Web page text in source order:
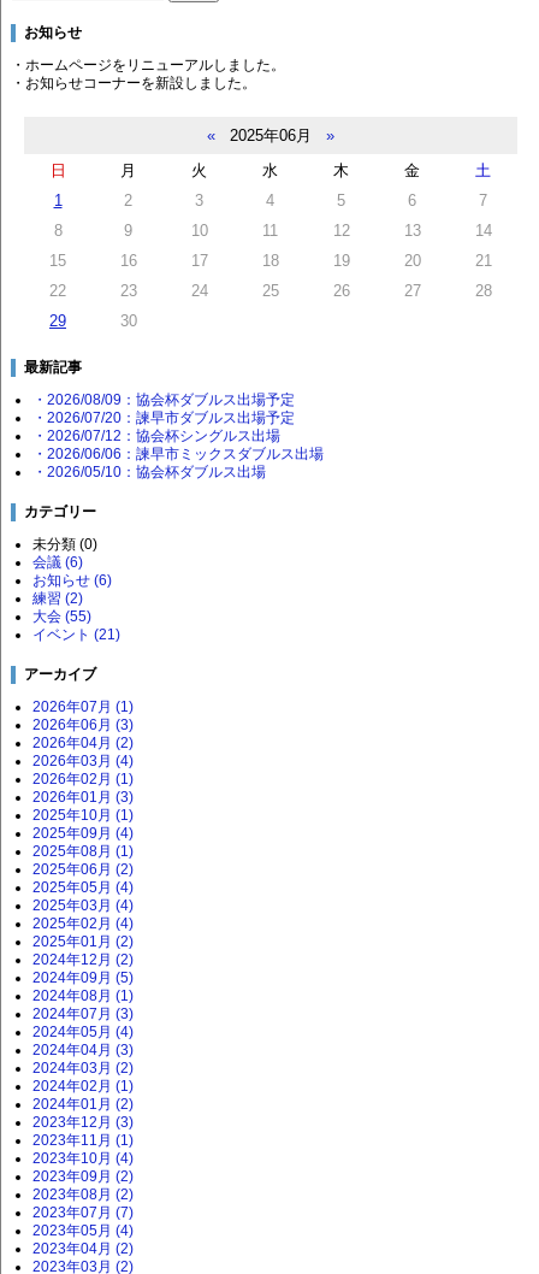
お知らせ
・ホームページをリニューアルしました。
・お知らせコーナーを新設しました。
« 2025年06月
»
日
月 火 水 木 金
土
1
2 3 4 5 6
7
8
9 10 11 12 13
14
15
16 17 18 19 20
21
22
23 24 25 26 27
28
29
30
最新記事
・2026/08/09：協会杯ダブルス出場予定
・2026/07/20：諫早市ダブルス出場予定
・2026/07/12：協会杯シングルス出場
・2026/06/06：諫早市ミックスダブルス出場
・2026/05/10：協会杯ダブルス出場
カテゴリー
未分類 (0)
会議 (6)
お知らせ (6)
練習 (2)
大会 (55)
イベント (21)
アーカイブ
2026年07月 (1)
2026年06月 (3)
2026年04月 (2)
2026年03月 (4)
2026年02月 (1)
2026年01月 (3)
2025年10月 (1)
2025年09月 (4)
2025年08月 (1)
2025年06月 (2)
2025年05月 (4)
2025年03月 (4)
2025年02月 (4)
2025年01月 (2)
2024年12月 (2)
2024年09月 (5)
2024年08月 (1)
2024年07月 (3)
2024年05月 (4)
2024年04月 (3)
2024年03月 (2)
2024年02月 (1)
2024年01月 (2)
2023年12月 (3)
2023年11月 (1)
2023年10月 (4)
2023年09月 (2)
2023年08月 (2)
2023年07月 (7)
2023年05月 (4)
2023年04月 (2)
2023年03月 (2)